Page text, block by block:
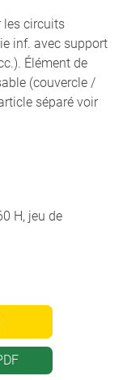
les circuits
inf. avec support
Élément de
(couvercle /
séparé voir
H, jeu de